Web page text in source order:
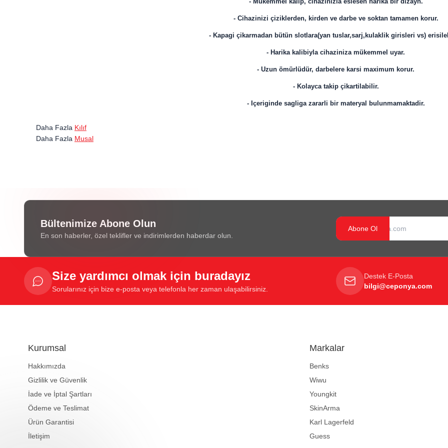
- Cihazinizi çiziklerden, kirden ve darbe ve soktan tamamen korur.
- Kapagi çikarmadan bütün slotlara(yan tuslar,sarj,kulaklik girisleri vs)
- Harika kalibiyla cihaziniza mükemmel uyar.
- Uzun ömürlüdür, darbelere karsi maximum korur.
- Kolayca takip çikartilabilir.
- Içeriginde sagliga zararli bir materyal bulunmamaktadir.
Daha Fazla Kılıf
Daha Fazla Musal
Bültenimize Abone Olun
En son haberler, özel teklifler ve indirimlerden haberdar olun.
Abone Ol
Size yardımcı olmak için buradayız
Sorularınız için bize e-posta veya telefonla her zaman ulaşabilirsiniz.
Destek E-Posta
bilgi@ceponya.com
Kurumsal
Hakkımızda
Gizlilik ve Güvenlik
İade ve İptal Şartları
Ödeme ve Teslimat
Ürün Garantisi
İletişim
Markalar
Benks
Wiwu
Youngkit
SkinArma
Karl Lagerfeld
Guess